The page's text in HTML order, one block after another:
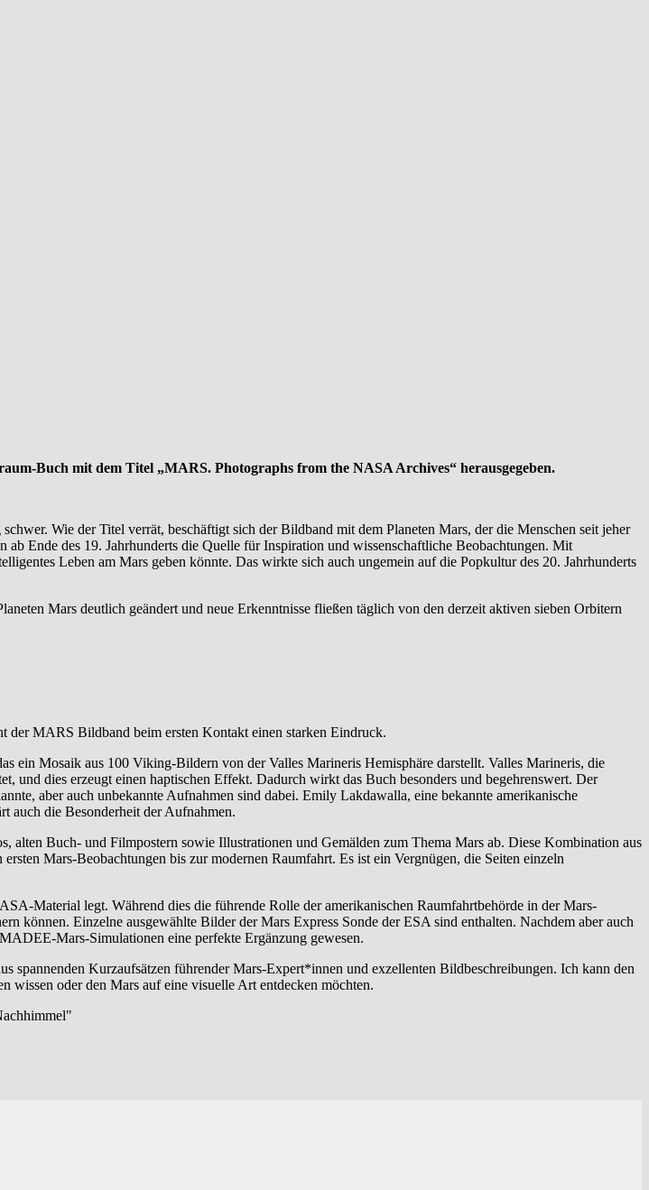
Buch mit dem Titel „MARS. Photographs from the NASA Archives“ herausgegeben.
Wie der Titel verrät, beschäftigt sich der Bildband mit dem Planeten Mars, der die Menschen seit jeher
Ende des 19. Jahrhunderts die Quelle für Inspiration und wissenschaftliche Beobachtungen. Mit
Leben am Mars geben könnte. Das wirkte sich auch ungemein auf die Popkultur des 20. Jahrhunderts
Mars deutlich geändert und neue Erkenntnisse fließen täglich von den derzeit aktiven sieben Orbitern
der MARS Bildband beim ersten Kontakt einen starken Eindruck.
ein Mosaik aus 100 Viking-Bildern von der Valles Marineris Hemisphäre darstellt. Valles Marineris, die
dies erzeugt einen haptischen Effekt. Dadurch wirkt das Buch besonders und begehrenswert. Der
aber auch unbekannte Aufnahmen sind dabei. Emily Lakdawalla, eine bekannte amerikanische
auch die Besonderheit der Aufnahmen.
Buch- und Filmpostern sowie Illustrationen und Gemälden zum Thema Mars ab. Diese Kombination aus
Mars-Beobachtungen bis zur modernen Raumfahrt. Es ist ein Vergnügen, die Seiten einzeln
Material legt. Während dies die führende Rolle der amerikanischen Raumfahrtbehörde in der Mars-
können. Einzelne ausgewählte Bilder der Mars Express Sonde der ESA sind enthalten. Nachdem aber auch
Mars-Simulationen eine perfekte Ergänzung gewesen.
spannenden Kurzaufsätzen führender Mars-Expert*innen und exzellenten Bildbeschreibungen. Ich kann den
wissen oder den Mars auf eine visuelle Art entdecken möchten.